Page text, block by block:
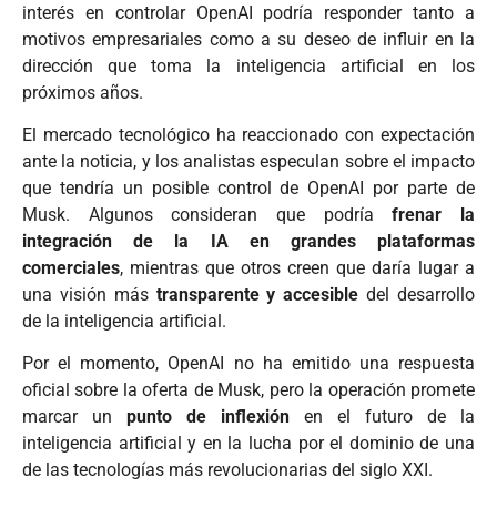
interés en controlar OpenAI podría responder tanto a
motivos empresariales como a su deseo de influir en la
dirección que toma la inteligencia artificial en los
próximos años.
El mercado tecnológico ha reaccionado con expectación
ante la noticia, y los analistas especulan sobre el impacto
que tendría un posible control de OpenAI por parte de
Musk. Algunos consideran que podríafrenar la
integración de la IA en grandes plataformas
comerciales, mientras que otros creen que daría lugar a
una visión más transparente y accesible del desarrollo
de la inteligencia artificial.
Por el momento, OpenAI no ha emitido una respuesta
oficial sobre la oferta de Musk, pero la operación promete
marcar un punto de inflexión en el futuro de la
inteligencia artificial y en la lucha por el dominio de una
de las tecnologías más revolucionarias del siglo XXI.